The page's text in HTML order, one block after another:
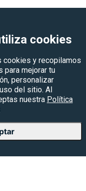
cookies
cookies y recopilamos
para mejorar tu
personalizar
del sitio. Al
nuestra Política